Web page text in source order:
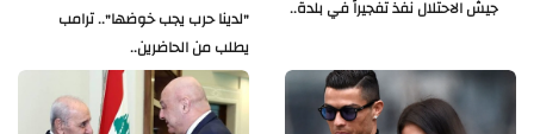
"لدينا حرب يجب خوضها".. ترامب
يطلب من الحاضرين..
جيش الاحتلال نفذ تفجيراً في بلدة..